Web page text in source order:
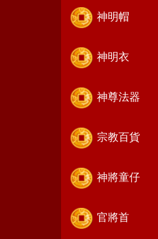
神明帽
神明衣
神尊法器
宗教百貨
神將童仔
官將首